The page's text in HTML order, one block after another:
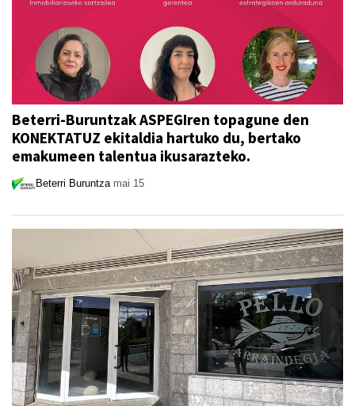
Beterri-Buruntzak ASPEGIren topagune den
KONEKTATUZ ekitaldia hartuko du, bertako
emakumeen talentua ikusarazteko.
Beterri Buruntza mai 15